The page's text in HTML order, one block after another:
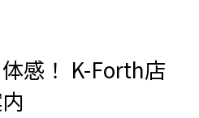
感！ K-Forth店